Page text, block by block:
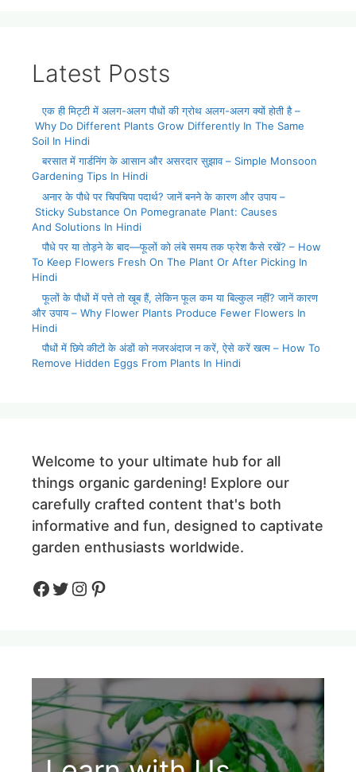
Latest Posts
एक ही मिट्टी में अलग-अलग पौधों की ग्रोथ अलग-अलग क्यों होती है –
Why Do Different Plants Grow Differently In The Same
Soil In Hindi
बरसात में गार्डनिंग के आसान और असरदार सुझाव – Simple Monsoon
Gardening Tips In Hindi
अनार के पौधे पर चिपचिपा पदार्थ? जानें बनने के कारण और उपाय –
Sticky Substance On Pomegranate Plant: Causes
And Solutions In Hindi
पौधे पर या तोड़ने के बाद—फूलों को लंबे समय तक फ्रेश कैसे रखें? – How
To Keep Flowers Fresh On The Plant Or After Picking In
Hindi
फूलों के पौधों में पत्ते तो खूब हैं, लेकिन फूल कम या बिल्कुल नहीं? जानें कारण
और उपाय – Why Flower Plants Produce Fewer Flowers In
Hindi
पौधों में छिपे कीटों के अंडों को नजरअंदाज न करें, ऐसे करें खत्म – How To
Remove Hidden Eggs From Plants In Hindi
Welcome to your ultimate hub for all
things organic gardening! Explore our
carefully crafted content that's both
informative and fun, designed to captivate
garden enthusiasts worldwide.
Facebook
Twitter
Instagram
Pinteres